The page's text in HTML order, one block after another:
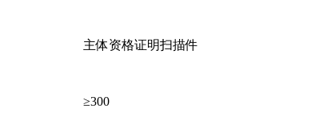
主体资格证明扫描件
≥300